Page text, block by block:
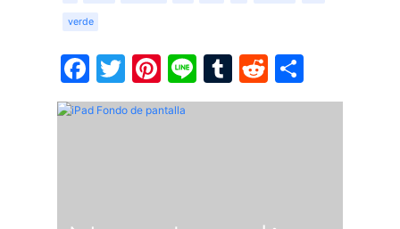
verde
Facebook
Twitter
Pinterest
LineTumblr
Reddit